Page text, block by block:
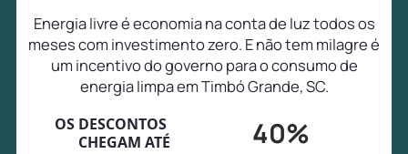
Energia livre é economia na conta de luz todos os
meses com investimento zero. E não tem milagre é
um incentivo do governo para o consumo de
energia limpa em Timbó Grande, SC.
OS DESCONTOS
CHEGAM ATÉ
40%